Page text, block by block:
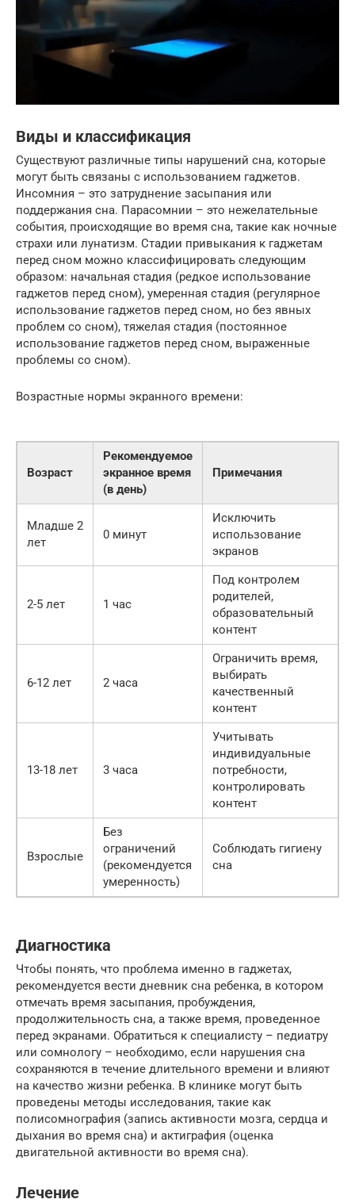
Виды и классификация
Существуют различные типы нарушений сна, которые
могут быть связаны с использованием гаджетов.
Инсомния – это затруднение засыпания или
поддержания сна. Парасомнии – это нежелательные
события, происходящие во время сна, такие как ночные
страхи или лунатизм. Стадии привыкания к гаджетам
перед сном можно классифицировать следующим
образом: начальная стадия (редкое использование
гаджетов перед сном), умеренная стадия (регулярное
использование гаджетов перед сном, но без явных
проблем со сном), тяжелая стадия (постоянное
использование гаджетов перед сном, выраженные
проблемы со сном).
Возрастные нормы экранного времени:
Возраст
Рекомендуемое
экранное время
(в день)
Примечания
Младше 2
лет
0 минут
Исключить
использование
экранов
2-5 лет 1 час
Под контролем
родителей,
образовательный
контент
6-12 лет 2 часа
Ограничить время,
выбирать
качественный
контент
13-18 лет 3 часа
Учитывать
индивидуальные
потребности,
контролировать
контент
Взрослые
Без
ограничений
(рекомендуется
умеренность)
Соблюдать гигиену
сна
Диагностика
Чтобы понять, что проблема именно в гаджетах,
рекомендуется вести дневник сна ребенка, в котором
отмечать время засыпания, пробуждения,
продолжительность сна, а также время, проведенное
перед экранами. Обратиться к специалисту – педиатру
или сомнологу – необходимо, если нарушения сна
сохраняются в течение длительного времени и влияют
на качество жизни ребенка. В клинике могут быть
проведены методы исследования, такие как
полисомнография (запись активности мозга, сердца и
дыхания во время сна) и актиграфия (оценка
двигательной активности во время сна).
Лечение